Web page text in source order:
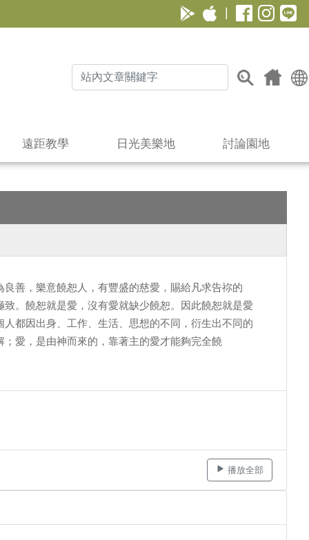
遠距教學 日光美樂地 討論園地
善，樂意饒恕人，有豐盛的慈愛，賜給凡求告祢的
。饒恕就是愛，沒有愛就缺少饒恕。因此饒恕就是愛
都因出身、工作、生活、思想的不同，衍生出不同的
愛，是由神而來的，靠著主的愛才能夠完全饒
播放全部